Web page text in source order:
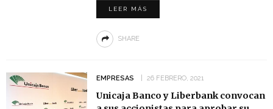
LEER MÁS
SHARE
EMPRESAS 26 FEBRERO, 2021
Unicaja Banco y Liberbank convocan